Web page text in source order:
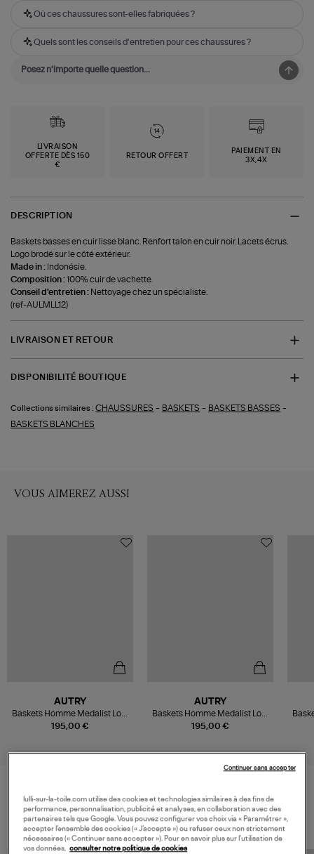
Où ces chaussures sont-elles fabriquées ?
Quels sont les conseils d'entretien pour ces chaussures ?
LIVRAISON
OFFERTE DÈS 150
€
RETOUR OFFERT
PAIEMENT EN
3X,4X
DESCRIPTION
Baskets basses en cuir lisse blanc. Renfort talon en cuir noir. Lacets écrus.
Logo brodé sur le côté extérieur.
Made in : Indonésie.
Composition :100% cuir de vachette.
Conseil d'entretien : Nettoyage chez un spécialiste.
(ref-AULMLL12)
LIVRAISON ET RETOUR
DISPONIBILITÉ BOUTIQUE
Collections similaires : CHAUSSURES - BASKETS - BASKETS BASSES -
BASKETS BLANCHES
VOUS AIMEREZ AUSSI
195,00 €
AUTRY
Baskets Homme Medalist Low
Soflea Sue White Greygn
195,00 €
AUTRY
Baskets Homme Medalist Low
Soflea Sue White Ocean
VOS DERNIERS PRODUITS VUS
lulli-sur-la-toile.com utilise des cookies et technologies similaires à des fins de
performance, personnalisation, publicité et analyses, en collaboration avec des
partenaires tels que Google. Vous pouvez configurer vos choix via « Paramétrer »,
accepter l’ensemble des cookies (« J’accepte ») ou refuser ceux non strictement
nécessaires (« Continuer sans accepter »). Pour en savoir plus sur l’utilisation de
vos données, consulter notre politique de cookies
Continuer sans accepter